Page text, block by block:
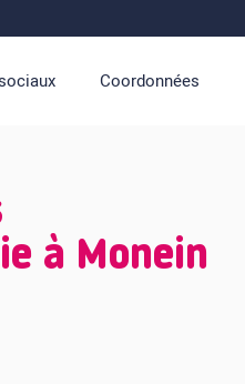
Coordonnées
à Monein